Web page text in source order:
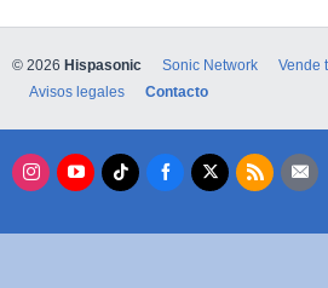
© 2026 Hispasonic Sonic Network Vende
Avisos legales
Contacto